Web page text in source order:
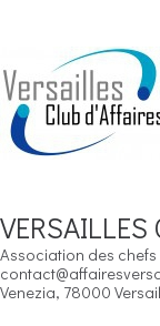
VERSAILLES
Association des chefs
Venezia, 78000